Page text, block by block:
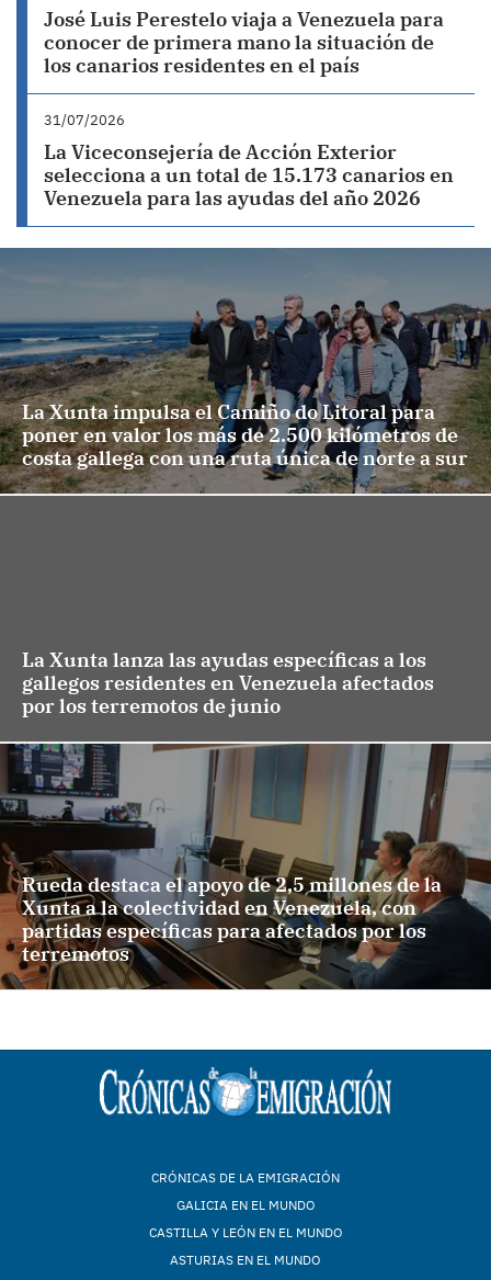
José Luis Perestelo viaja a Venezuela para
conocer de primera mano la situación de
los canarios residentes en el país
31/07/2026
La Viceconsejería de Acción Exterior
selecciona a un total de 15.173 canarios en
Venezuela para las ayudas del año 2026
La Xunta impulsa el Camiño do Litoral para
poner en valor los más de 2.500 kilómetros de
costa gallega con una ruta única de norte a sur
La Xunta lanza las ayudas específicas a los
gallegos residentes en Venezuela afectados
por los terremotos de junio
Rueda destaca el apoyo de 2,5 millones de la
Xunta a la colectividad en Venezuela, con
partidas específicas para afectados por los
terremotos
CRÓNICAS DE LA EMIGRACIÓN
GALICIA EN EL MUNDO
CASTILLA Y LEÓN EN EL MUNDO
ASTURIAS EN EL MUNDO